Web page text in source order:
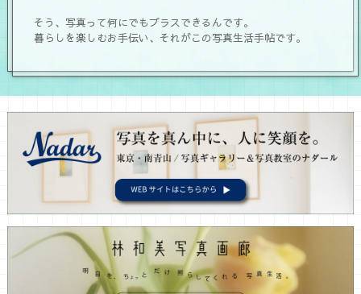
そう、写真って何にでもプラスできるんです。
暮らしを楽しむお手伝い、それがこの写真生活手帖です。